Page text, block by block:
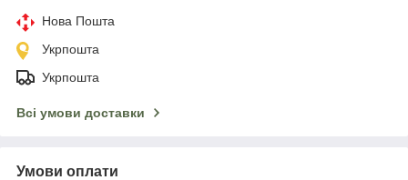
Нова Пошта
Укрпошта
Укрпошта
Всі умови доставки
Умови оплати